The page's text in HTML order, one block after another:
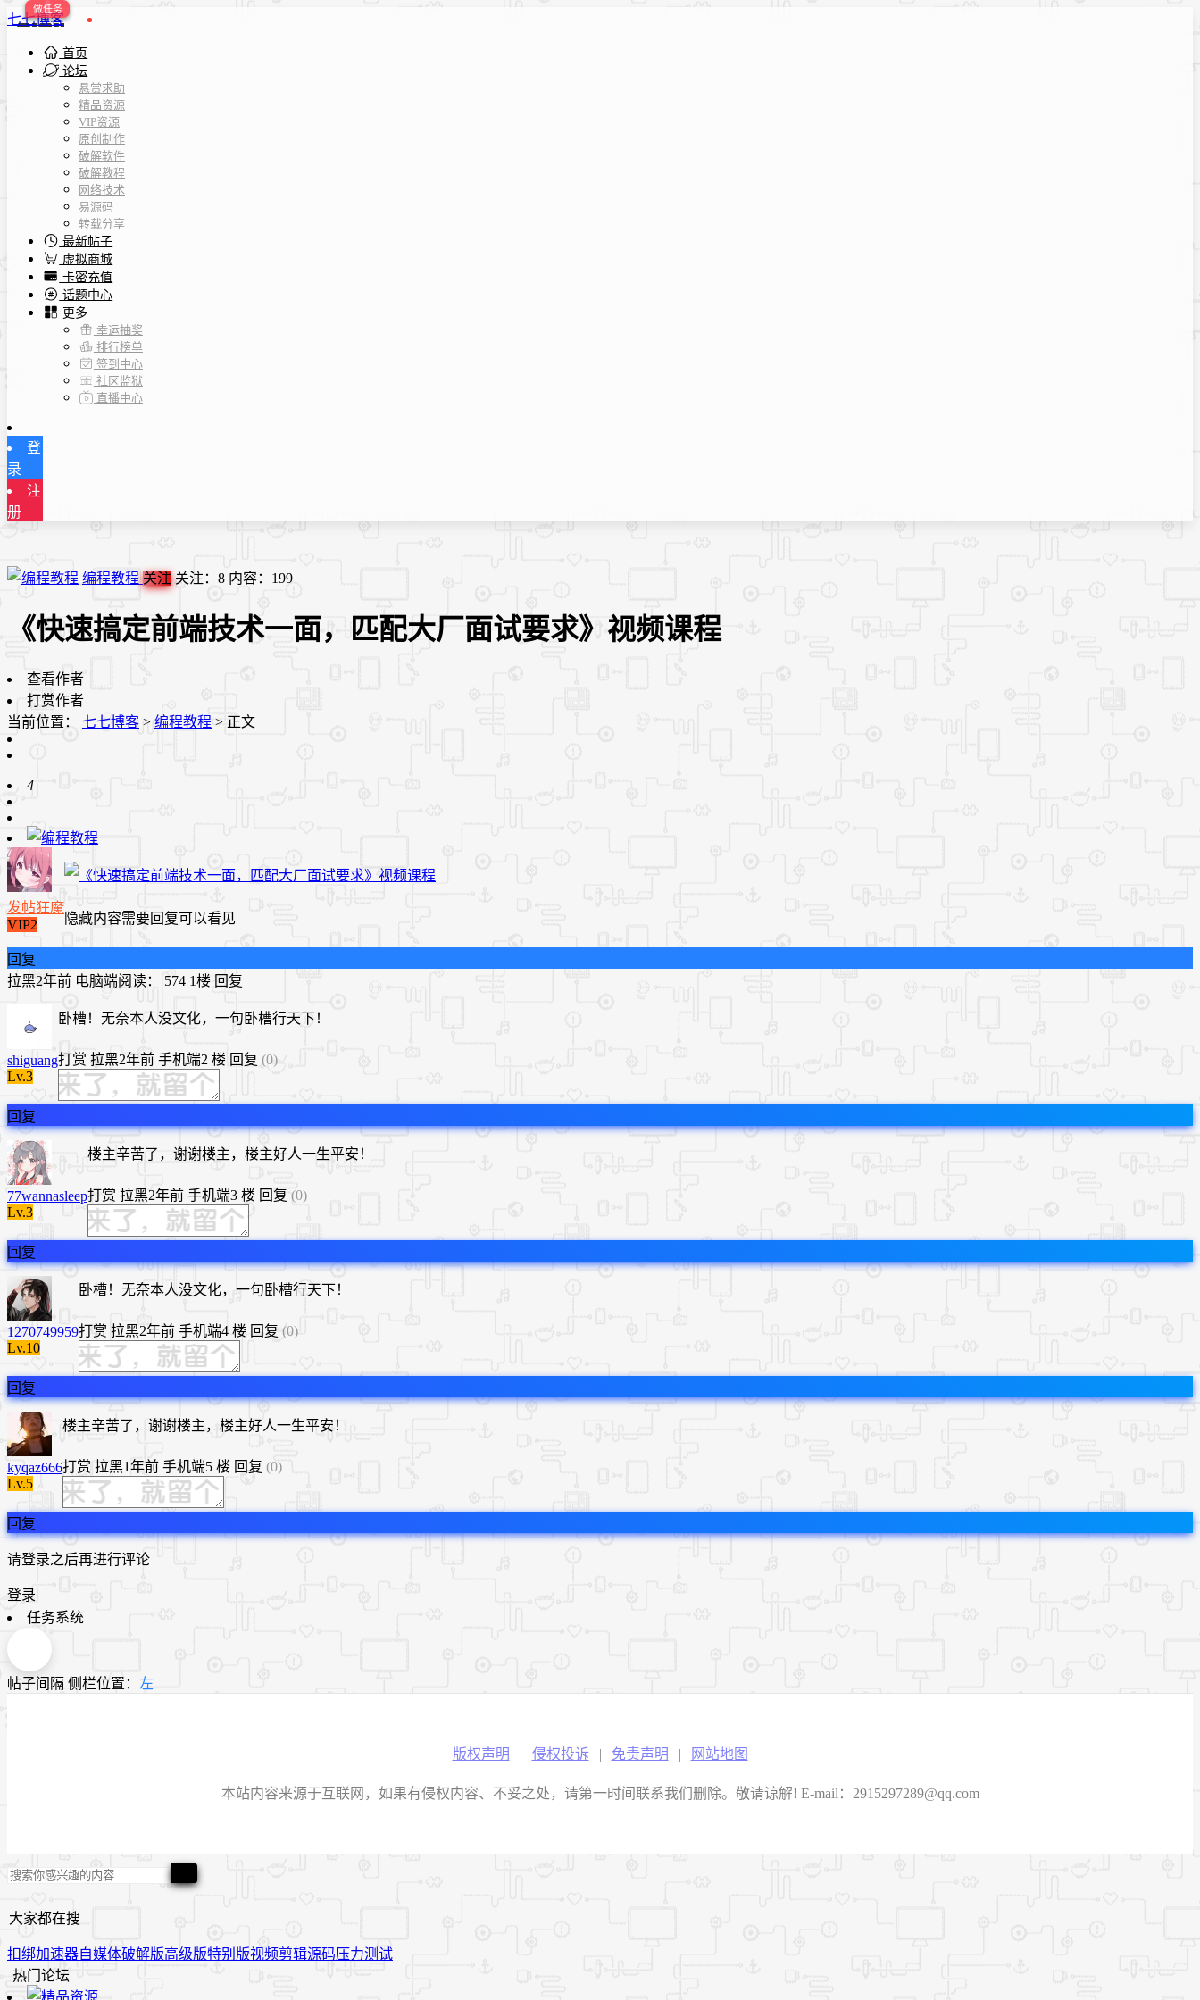
七七博客
首页
论坛
悬赏求助
精品资源
VIP资源
原创制作
破解软件
破解教程
网络技术
易源码
转载分享
最新帖子
虚拟商城
卡密充值
话题中心
更多
幸运抽奖
排行榜单
签到中心
社区监狱
直播中心
登
录
注
册
编程教程关注 关注： 8 内容： 199
《快速搞定前端技术一面，匹配大厂面试要求》视频课程
查看作者
打赏作者
当前位置： 七七博客 > 编程教程 > 正文
4
发帖狂魔
VIP2
隐藏内容需要回复可以看见
回复
拉黑2年前 电脑端阅读： 574 1楼 回复
shiguang
Lv.3
卧槽！无奈本人没文化，一句卧槽行天下！
打赏 拉黑2年前 手机端2 楼 回复 (0)
回复
77wannasleep
Lv.3
楼主辛苦了，谢谢楼主，楼主好人一生平安！
打赏 拉黑2年前 手机端3 楼 回复 (0)
回复
1270749959
Lv.10
卧槽！无奈本人没文化，一句卧槽行天下！
打赏 拉黑2年前 手机端4 楼 回复 (0)
回复
kyqaz666
Lv.5
楼主辛苦了，谢谢楼主，楼主好人一生平安！
打赏 拉黑1年前 手机端5 楼 回复 (0)
回复
请登录之后再进行评论
登录
任务系统
帖子间隔 侧栏位置： 左
版权声明 | 侵权投诉 | 免责声明 | 网站地图
本站内容来源于互联网，如果有侵权内容、不妥之处，请第一时间联系我们删除。敬请谅解! E-mail：2915297289@qq.com
大家都在搜
扣绑加速器自媒体破解版高级版特别版视频剪辑源码压力测试
热门论坛